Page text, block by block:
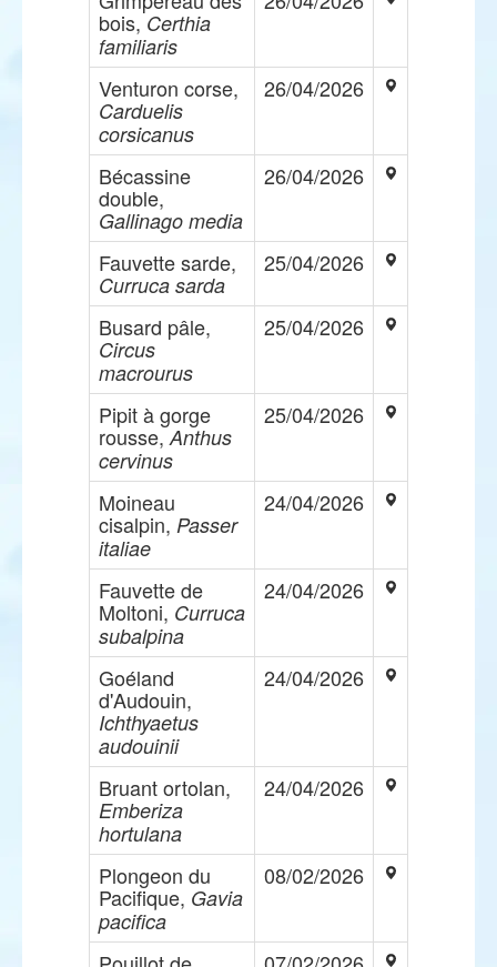
bois,Certhia
familiaris
Venturon corse,
Carduelis
corsicanus
26/04/2026
Bécassine
double,
Gallinago media
26/04/2026
Fauvette sarde,
Curruca sarda
25/04/2026
Busard pâle,
Circus
macrourus
25/04/2026
Pipit à gorge
rousse,Anthus
cervinus
25/04/2026
Moineau
cisalpin, Passer
italiae
24/04/2026
Fauvette de
Moltoni, Curruca
subalpina
24/04/2026
Goéland
d'Audouin,
Ichthyaetus
audouinii
24/04/2026
Bruant ortolan,
Emberiza
hortulana
24/04/2026
Plongeon du
Pacifique, Gavia
pacifica
08/02/2026